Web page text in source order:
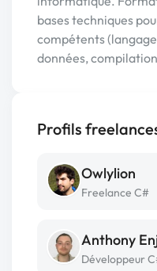
bases techniques
compétents
données,
Profils
Owlylion
Freelance C#
Anthony
Développeur